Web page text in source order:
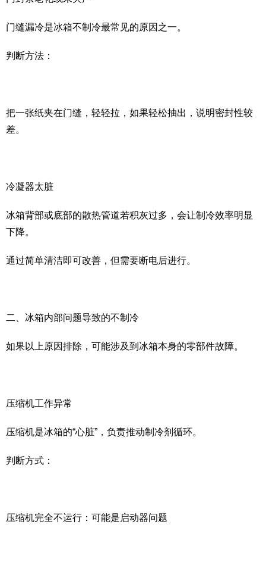
门缝漏冷是冰箱不制冷最常见的原因之一。
判断方法：
把一张纸夹在门缝，轻轻拉，如果轻松抽出，说明密封性较
差。
冷凝器太脏
冰箱背部或底部的散热管道若积灰过多，会让制冷效率明显
下降。
通过简单清洁即可改善，但需要断电后进行。
二、冰箱内部问题导致的不制冷
如果以上原因排除，可能涉及到冰箱本身的零部件故障。
压缩机工作异常
压缩机是冰箱的“心脏”，负责推动制冷剂循环。
判断方式：
压缩机完全不运行：可能是启动器问题